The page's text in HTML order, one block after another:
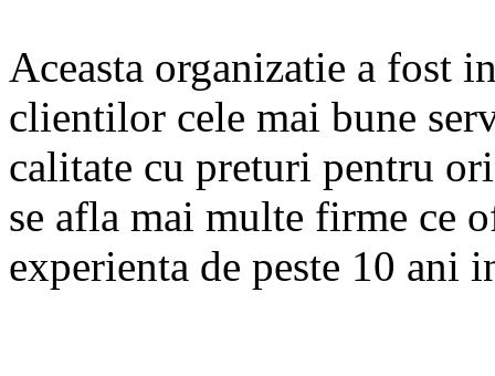
Aceasta organizatie a fost
clientilor cele mai bune
calitate cu preturi pentru
se afla mai multe firme ce
experienta de peste 10 ani